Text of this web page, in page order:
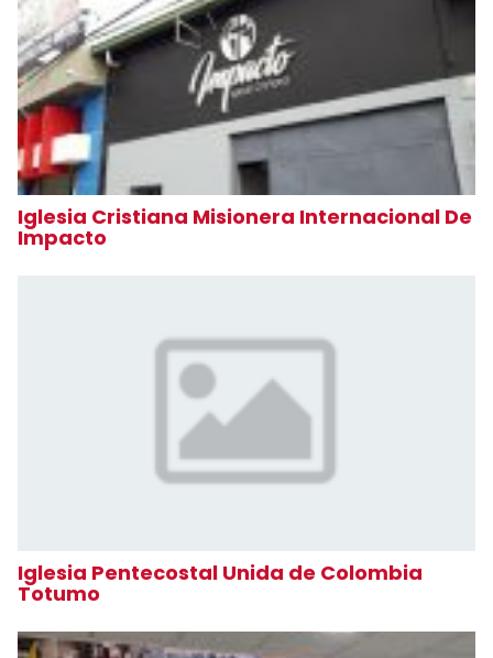
Iglesia Cristiana Misionera Internacional De
Impacto
Iglesia Pentecostal Unida de Colombia
Totumo